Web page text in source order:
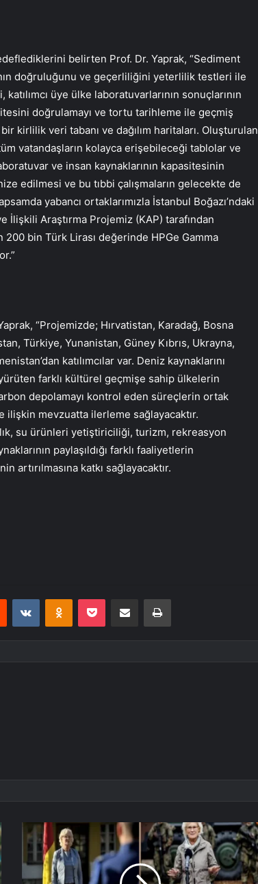
belirten Prof. Dr. Yaprak, “Sediment
doğruluğunu ve geçerliliğini yeterlilik testleri ile
üye ülke laboratuvarlarının sonuçlarının
doğrulamayı ve tortu tarihleme ile geçmiş
veri tabanı ve dağılım haritaları. Oluşturulan
vatandaşların kolayca erişebileceği tablolar ve
ve insan kaynaklarının kapasitesinin
edilmesi ve bu tıbbi çalışmaların gelecekte de
yabancı ortaklarımızla İstanbul Boğazı’ndaki
Araştırma Projemiz (KAP) tarafından
bin Türk Lirası değerinde HPGe Gamma
“Projemizde; Hırvatistan, Karadağ, Bosna
Türkiye, Yunanistan, Güney Kıbrıs, Ukrayna,
katılımcılar var. Deniz kaynaklarını
farklı kültürel geçmişe sahip ülkelerin
depolamayı kontrol eden süreçlerin ortak
ilişkin mevzuatta ilerleme sağlayacaktır.
su ürünleri yetiştiriciliği, turizm, rekreasyon
paylaşıldığı farklı faaliyetlerin
artırılmasına katkı sağlayacaktır.
Reddit VKontakteOdnoklassniki
Pocket E-Posta ile paylaş Yazdır